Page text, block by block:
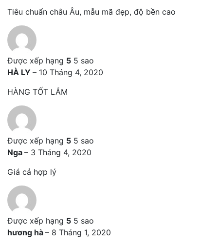
Tiêu chuẩn châu Âu, mẫu mã đẹp, độ bền cao
Được xếp hạng 5 5 sao
HÀ LY – 10 Tháng 4, 2020
HÀNG TỐT LẮM
Được xếp hạng 5 5 sao
Nga – 3 Tháng 4, 2020
Giá cả hợp lý
Được xếp hạng 5 5 sao
hương hà – 8 Tháng 1, 2020